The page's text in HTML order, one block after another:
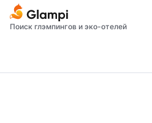
Поиск глэмпингов и эко-отелей